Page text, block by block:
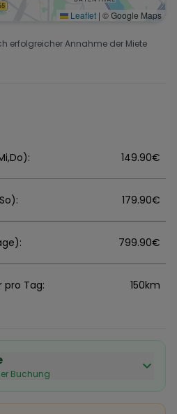
Leaflet | © Google Maps
erfolgreicher Annahme der Miete
149.90€
179.90€
799.90€
pro Tag: 150km
Buchung